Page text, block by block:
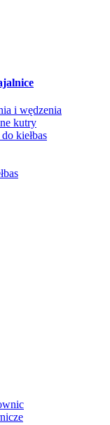
i wędzenia
kutry
kiełbas